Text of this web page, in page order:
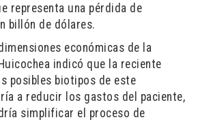
representa una pérdida de
billón de dólares.
económicas de la
indicó que la reciente
posibles biotipos de este
a reducir los gastos del paciente,
simplificar el proceso de